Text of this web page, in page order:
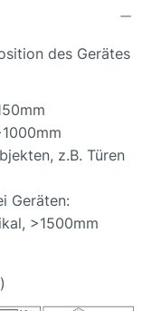
des Gerätes
z.B. Türen
Geräten:
>1500mm